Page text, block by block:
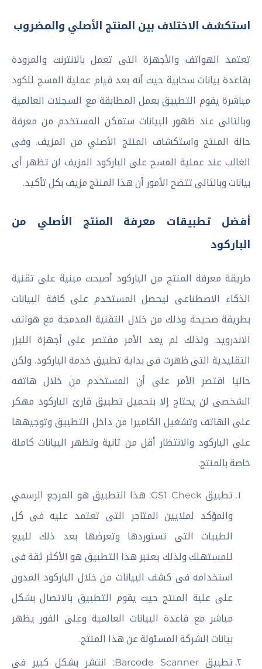
استكشف الاختلاف بين المنتج الأصلي والمضروب
تعتمد الهواتف والأجهزة التى تعمل بالانترنت والمزودة
بقاعدة بيانات سحابية حيث أنه بعد قيام عملية المسح للكود
مباشرة يقوم التطبيق بعمل المطابقة مع السجلات العالمية
وبالتالى عند ظهور البيانات ستمكن المستخدم من معرفة
حالة المنتج واستكشاف المنتج الأصلي من المزيف. وفى
الغالب عند عملية المسح على الباركود المزيف لن تظهر أى
بيانات وبالتالى تتضح الأمور أن هذا المنتج مزيف بكل تأكيد.
أفضل تطبيقات معرفة المنتج الأصلي من
الباركود
طريقة معرفة المنتج من الباركود أصبحت مبنية على تقنية
الذكاء الاصطناعى ليحصل المستخدم على كافة البيانات
بطريقة صحيحة وذلك من خلال التقنية المدمجة مع هواتف
الاندرويد. ولذلك لم يعد الأمر مقتصر على أجهزة الليزر
التقليدية التى ظهرت فى بداية تطبيق خدمة الباركود. ولكن
حاليا اقتصر الأمر على أن المستخدم من خلال هاتفه
الشخصى لن يحتاج إلا بتحميل تطبيق قارئ الباركود مهكر
على الهاتف وتشغيل الكاميرا من داخل التطبيق وتوجيهها
على الباركود والانتظار أقل من ثانية وتظهر البيانات كاملة
خاصة بالمنتج.
تطبيق GS1 Check: هذا التطبيق هو المرجع الرسمي
والمؤكد لملايين المتاجر التى تعتمد عليه فى كل
الطبيات التى تستوردها وتعرضها بعد ذلك للبيع
للمستهلك ولذلك يعتبر هذا التطبيق هو الأكثر ثقة فى
استخدامه فى كشف البيانات من خلال الباركود المدون
على علبة المنتج حيث يقوم التطبيق بالاتصال بشكل
مباشر مع قاعدة البيانات العالمية وعلى الفور يظهر
بيانات الشركة المسئولة عن هذا المنتج.
تطبيق Barcode Scanner: انتشر بشكل كبير فى